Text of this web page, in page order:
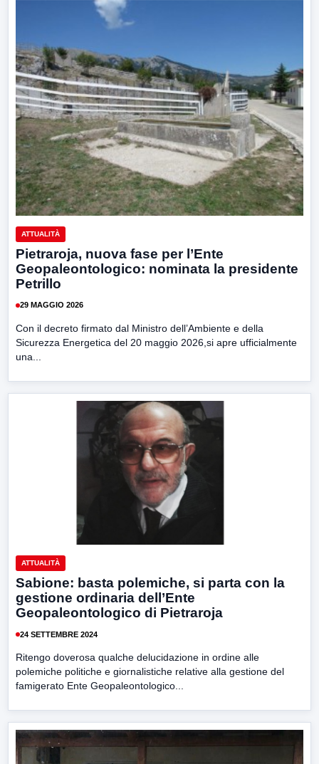
ATTUALITÀ
Pietraroja, nuova fase per l’Ente
Geopaleontologico: nominata la presidente
Petrillo
29 MAGGIO 2026
Con il decreto firmato dal Ministro dell’Ambiente e della
Sicurezza Energetica del 20 maggio 2026,si apre ufficialmente
una...
ATTUALITÀ
Sabione: basta polemiche, si parta con la
gestione ordinaria dell’Ente
Geopaleontologico di Pietraroja
24 SETTEMBRE 2024
Ritengo doverosa qualche delucidazione in ordine alle
polemiche politiche e giornalistiche relative alla gestione del
famigerato Ente Geopaleontologico...